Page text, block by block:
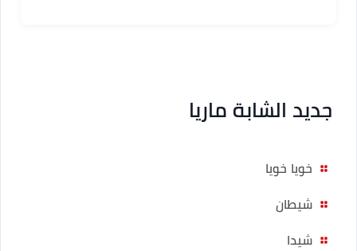
جديد الشابة ماريا
خويا خويا
شيطان
شيدا